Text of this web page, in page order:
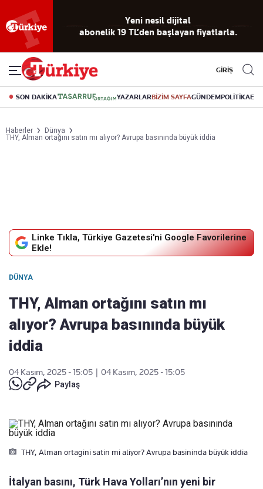
Yeni nesil dijital
abonelik 19 TL’den başlayan fiyatlarla.
GİRİŞ
SON DAKİKA YAZARLARBİZİM SAYFAGÜNDEMPOLİTİKA
Haberler
Dünya
THY, Alman ortağını satın mı alıyor? Avrupa basınında büyük iddia
Linke Tıkla, Türkiye Gazetesi'ni Google Favorilerine
Ekle!
DÜNYA
THY, Alman ortağını satın mı
alıyor? Avrupa basınında büyük
iddia
04 Kasım, 2025 - 15:05
04 Kasım, 2025 - 15:05
Paylaş
THY, Alman ortagini satin mi aliyor? Avrupa basininda büyük iddia
İtalyan basını, Türk Hava Yolları’nın yeni bir